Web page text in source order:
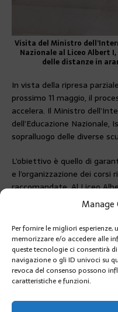
Manage
Per fornire le migliori
memorizzare e/o accedere alle
queste tecnologie ci consentirà
navigazione o gli ID univoci su
revoca del consenso possono
caratteristiche e funzioni.
Visita del Ministro
Nazionale al Liceo Albert
delle distanze in
In vista della ripresa
prossimo 11 maggio, il
accelera. Il Ministro
dell’Educazione
sopralluogo delle diverse
L’obiettivo è quello di
e l’organizzazione dei
raccomandate. Al Liceo
evitare che gli studenti si
sempre la distanza fisica di
CONSEIL